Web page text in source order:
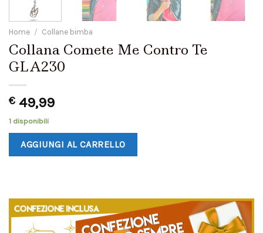
Home / Collane bimba
Collana Comete Me Contro Te
GLA230
€ 49,99
1 disponibili
AGGIUNGI AL CARRELLO